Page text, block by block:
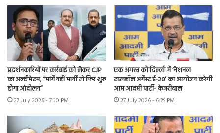
प्रदर्शनकारियों पर कार्रवाई को लेकर CJP
का अल्टीमेटम, “मांगें नहीं मानीं तो फिर शुरू
होगा आंदोलन”
27 July 2026 - 7:20 PM
एक अगस्त को दिल्ली में ‘नेशनल
टाउनहॉल अगेंस्ट ई-20’ का आयोजन करेगी
आम आदमी पार्टी- केजरीवाल
27 July 2026 - 6:29 PM